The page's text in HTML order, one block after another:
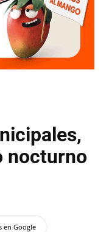
nocturno
en Google